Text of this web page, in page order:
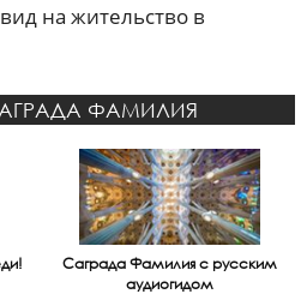
на жительство в
ФАМИЛИЯ
Саграда Фамилия с русским
аудиогидом